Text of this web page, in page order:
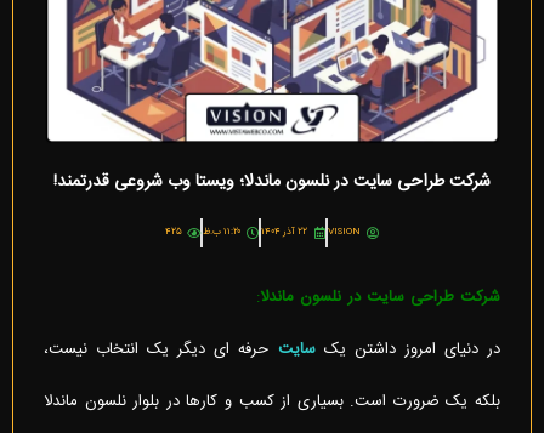
شرکت طراحی سایت در نلسون ماندلا؛ ویستا وب شروعی قدرتمند!
VISION ۲۲ آذر ۱۴۰۴ ۱۱:۲۰ ب.ظ ۴۲۵
شرکت طراحی سایت در نلسون ماندلا:
در دنیای امروز داشتن یکسایت حرفه ای دیگر یک انتخاب نیست،
بلکه یک ضرورت است. بسیاری از کسب و کارها در بلوار نلسون ماندلا